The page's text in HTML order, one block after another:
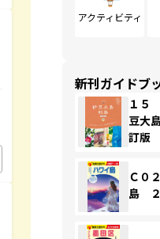
アクティビティ
新刊ガイドブ
１５
豆大
訂版
Ｃ０
島 ２